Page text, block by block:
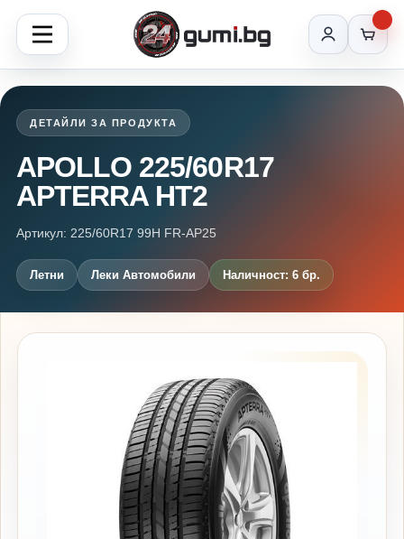
ДЕТАЙЛИ ЗА ПРОДУКТА
APOLLO 225/60R17
APTERRA HT2
Артикул: 225/60R17 99H FR-AP25
Летни Леки Автомобили Наличност: 6 бр.